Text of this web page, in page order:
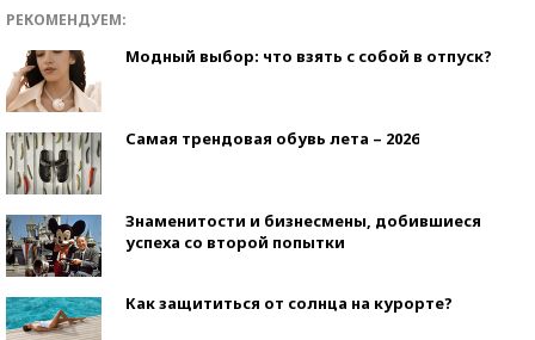
РЕКОМЕНДУЕМ:
Модный выбор: что взять с собой в отпуск?
Самая трендовая обувь лета – 2026
Знаменитости и бизнесмены, добившиеся
успеха со второй попытки
Как защититься от солнца на курорте?